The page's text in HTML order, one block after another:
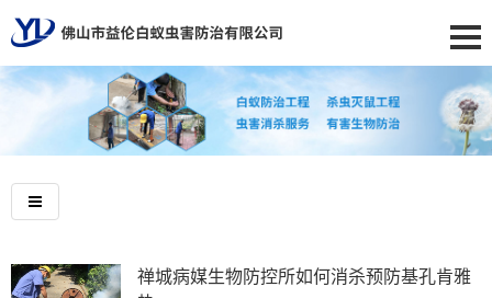
禅城病媒生物防控所如何消杀预防基孔肯雅